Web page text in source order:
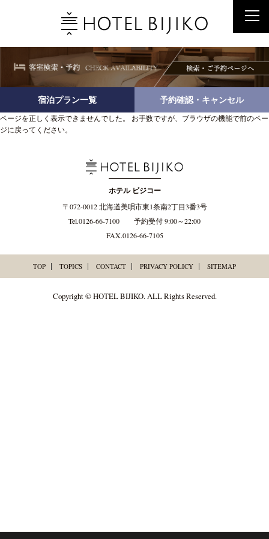
宿泊プラン一覧 予約確認・キャンセル
ページを正しく表示できませんでした。 お手数ですが、ブラウザの機能で前のペー
ジに戻ってください。
ホテル ビジコー
〒072-0012 北海道美唄市東1条南2丁目3番3号
Tel.0126-66-7100 予約受付 9:00～22:00
FAX.0126-66-7105
TOP TOPICS CONTACT PRIVACY POLICY SITEMAP
Copyright © HOTEL BIJIKO. ALL Rights Reserved.